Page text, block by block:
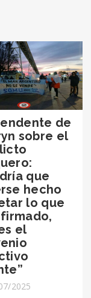
de
sobre el
que
hecho
lo que
el
2025